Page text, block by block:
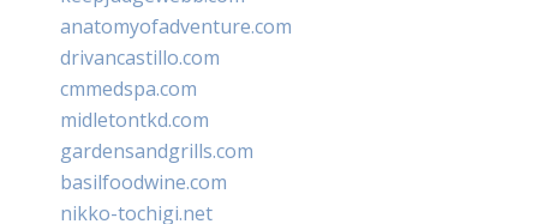
anatomyofadventure.com
drivancastillo.com
cmmedspa.com
midletontkd.com
gardensandgrills.com
basilfoodwine.com
nikko-tochigi.net